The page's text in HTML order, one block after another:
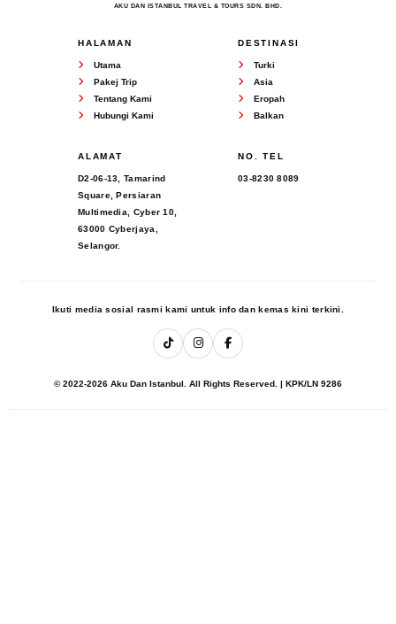
AKU DAN ISTANBUL TRAVEL & TOURS SDN. BHD.
HALAMAN
Utama
Pakej Trip
Tentang Kami
Hubungi Kami
DESTINASI
Turki
Asia
Eropah
Balkan
ALAMAT
D2-06-13, Tamarind
Square, Persiaran
Multimedia, Cyber 10,
63000 Cyberjaya,
Selangor.
NO. TEL
03-8230 8089
Ikuti media sosial rasmi kami untuk info dan kemas kini terkini.
© 2022-2026 Aku Dan Istanbul. All Rights Reserved. | KPK/LN 9286